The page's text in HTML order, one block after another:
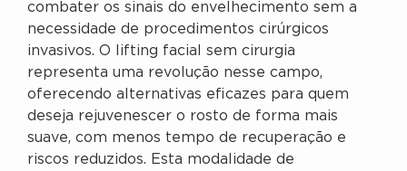
combater os sinais do envelhecimento sem a
necessidade de procedimentos cirúrgicos
invasivos. O lifting facial sem cirurgia
representa uma revolução nesse campo,
oferecendo alternativas eficazes para quem
deseja rejuvenescer o rosto de forma mais
suave, com menos tempo de recuperação e
riscos reduzidos. Esta modalidade de